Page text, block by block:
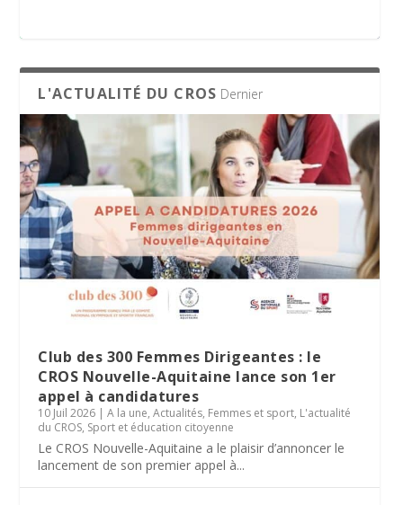
Le Village des Sports 2026 : dix jours de
partage et d’engagement
La minute RSO – Mai 2026
SPORT DATING 2026 : une matinée dédiée
à l’emploi et aux métiers du sport
L'ACTUALITÉ DU CROS Dernier
Club des 300 Femmes Dirigeantes : le
CROS Nouvelle-Aquitaine lance son 1er
appel à candidatures
10 Juil 2026 |A la une,Actualités, Femmes et sport, L'actualité
du CROS, Sport et éducation citoyenne
Le CROS Nouvelle-Aquitaine a le plaisir d’annoncer le
lancement de son premier appel à...